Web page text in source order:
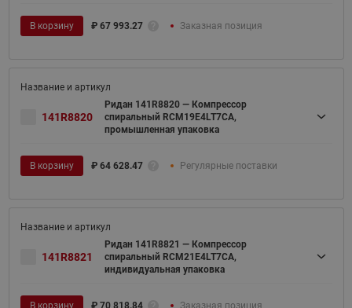
В корзину ₽ 67 993.27 Заказная позиция
141R8820
Ридан 141R8820 — Компрессор
спиральный RCM19E4LT7CA,
промышленная упаковка
В корзину ₽ 64 628.47 Регулярные поставки
141R8821
Ридан 141R8821 — Компрессор
спиральный RCM21E4LT7CA,
индивидуальная упаковка
В корзину ₽ 70 818.84 Заказная позиция